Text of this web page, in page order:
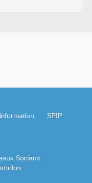
SPIP
Sociaux